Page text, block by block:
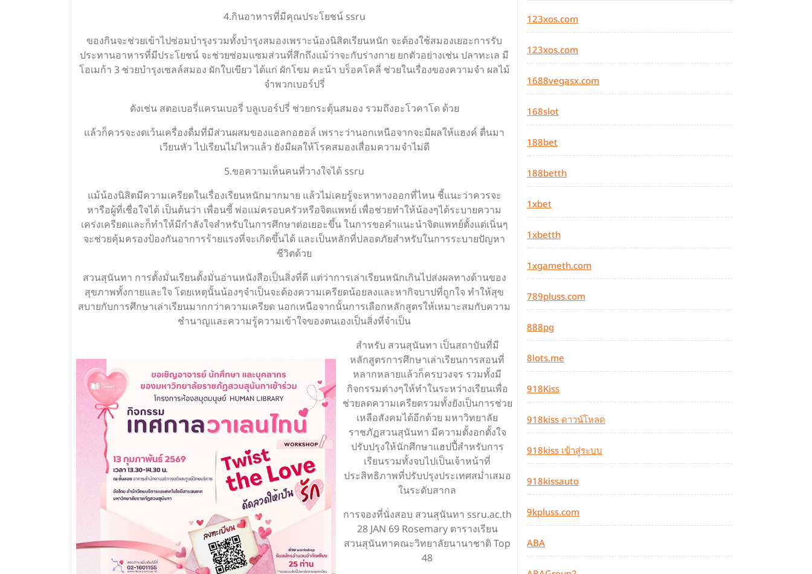
4.กินอาหารที่มีคุณประโยชน์ ssru
ของกินจะช่วยเข้าไปซ่อมบำรุงรวมทั้งบำรุงสมองเพราะน้องนิสิตเรียนหนัก จะต้องใช้สมองเยอะการรับ
ประทานอาหารที่มีประโยชน์ จะช่วยซ่อมแซมส่วนที่สึกถึงแม้ว่าจะกับร่างกาย ยกตัวอย่างเช่น ปลาทะเล มี
โอเมก้า 3 ช่วยบำรุงเซลล์สมอง ผักใบเขียว ได้แก่ ผักโขม คะน้า บร็อคโคลี่ ช่วยในเรื่องของความจำ ผลไม้
จำพวกเบอร์ปรี่
ดังเช่น สตอเบอรี่แครนเบอรี่ บลูเบอร์ปรี่ ช่วยกระตุ้นสมอง รวมถึงอะโวคาโด ด้วย
แล้วก็ควรจะงดเว้นเครื่องดื่มที่มีส่วนผสมของแอลกอฮอล์ เพราะว่านอกเหนือจากจะมีผลให้แฮงค์ ตื่นมา
เวียนหัว ไปเรียนไม่ไหวแล้ว ยังมีผลให้โรคสมองเสื่อมความจำไม่ดี
5.ขอความเห็นคนที่วางใจได้ ssru
แม้น้องนิสิตมีความเครียดในเรื่องเรียนหนักมากมาย แล้วไม่เคยรู้จะหาทางออกที่ไหน ชี้แนะว่าควรจะ
หารือผู้ที่เชื่อใจได้ เป็นต้นว่า เพื่อนซี้ พ่อแม่ครอบครัวหรือจิตแพทย์ เพื่อช่วยทำให้น้องๆได้ระบายความ
เคร่งเครียดและก็ทำให้มีกำลังใจสำหรับในการศึกษาต่อเยอะขึ้น ในการขอคำแนะนำจิตแพทย์ตั้งแต่เนิ่นๆ
จะช่วยคุ้มครองป้องกันอาการร้ายแรงที่จะเกิดขึ้นได้ และเป็นหลักที่ปลอดภัยสำหรับในการระบายปัญหา
ชีวิตด้วย
สวนสุนันทา การตั้งมั่นเรียนตั้งมั่นอ่านหนังสือเป็นสิ่งที่ดี แต่ว่าการเล่าเรียนหนักเกินไปส่งผลทางด้านของ
สุขภาพทั้งกายและใจ โดยเหตุนั้นน้องๆจำเป็นจะต้องความเครียดน้อยลงและหากิจบาปที่ถูกใจ ทำให้สุข
สบายกับการศึกษาเล่าเรียนมากกว่าความเครียด นอกเหนือจากนั้นการเลือกหลักสูตรให้เหมาะสมกับความ
ชำนาญและความรู้ความเข้าใจของตนเองเป็นสิ่งที่จำเป็น
สำหรับ สวนสุนันทา เป็นสถาบันที่มี
หลักสูตรการศึกษาเล่าเรียนการสอนที่
หลากหลายแล้วก็ครบวงจร รวมทั้งมี
กิจกรรมต่างๆให้ทำในระหว่างเรียนเพื่อ
ช่วยลดความเครียดรวมทั้งยังเป็นการช่วย
เหลือสังคมได้อีกด้วย มหาวิทยาลัย
ราชภัฏสวนสุนันทา มีความตั้งอกตั้งใจ
ปรับปรุงให้นักศึกษาแฮปปี้สำหรับการ
เรียนรวมทั้งจบไปเป็นเจ้าหน้าที่
ประสิทธิภาพที่ปรับปรุงประเทศสม่ำเสมอ
ในระดับสากล
การจองที่นั่งสอบ สวนสุนันทา ssru.ac.th
28 JAN 69 Rosemary ตารางเรียน
สวนสุนันทาคณะวิทยาลัยนานาชาติ Top
48
123xos.com
123xos.com
1688vegasx.com
168slot
188bet
188betth
1xbet
1xbetth
1xgameth.com
789pluss.com
888pg
8lots.me
918Kiss
918kiss ดาวน์โหลด
918kiss เข้าสู่ระบบ
918kissauto
9kpluss.com
ABA